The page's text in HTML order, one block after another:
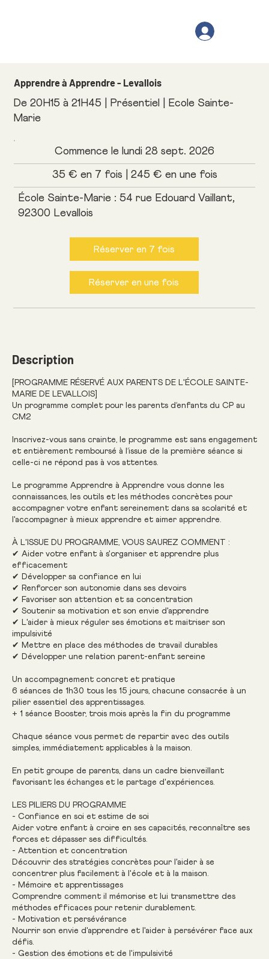
Description
[PROGRAMME RÉSERVÉ AUX PARENTS DE L'ÉCOLE SAINTE-
MARIE DE LEVALLOIS]
Un programme complet pour les parents d’enfants du CP au
CM2
Inscrivez-vous sans crainte, le programme est sans engagement
et entièrement remboursé à l’issue de la première séance si
celle-ci ne répond pas à vos attentes.
Le programme Apprendre à Apprendre vous donne les
connaissances, les outils et les méthodes concrètes pour
accompagner votre enfant sereinement dans sa scolarité et
l'accompagner à mieux apprendre et aimer apprendre.
À L'ISSUE DU PROGRAMME, VOUS SAUREZ COMMENT :
✔ Aider votre enfant à s'organiser et apprendre plus
efficacement
✔ Développer sa confiance en lui
✔ Renforcer son autonomie dans ses devoirs
✔ Favoriser son attention et sa concentration
✔ Soutenir sa motivation et son envie d'apprendre
✔ L'aider à mieux réguler ses émotions et maitriser son
impulsivité
✔ Mettre en place des méthodes de travail durables
✔ Développer une relation parent-enfant sereine
Un accompagnement concret et pratique
6 séances de 1h30 tous les 15 jours, chacune consacrée à un
pilier essentiel des apprentissages.
+ 1 séance Booster, trois mois après la fin du programme
Chaque séance vous permet de repartir avec des outils
simples, immédiatement applicables à la maison.
En petit groupe de parents, dans un cadre bienveillant
favorisant les échanges et le partage d'expériences.
LES PILIERS DU PROGRAMME
- Confiance en soi et estime de soi
Aider votre enfant à croire en ses capacités, reconnaître ses
forces et dépasser ses difficultés.
- Attention et concentration
Découvrir des stratégies concrètes pour l'aider à se
concentrer plus facilement à l'école et à la maison.
- Mémoire et apprentissages
Comprendre comment il mémorise et lui transmettre des
méthodes efficaces pour retenir durablement.
- Motivation et persévérance
Nourrir son envie d'apprendre et l'aider à persévérer face aux
défis.
- Gestion des émotions et de l'impulsivité
Apprendre à Apprendre - Levallois
De 20H15 à 21H45 | Présentiel | Ecole Sainte-
Marie
École Sainte-Marie : 54 rue Edouard Vaillant,
92300 Levallois
Commence le lundi 28 sept. 2026
35 € en 7 fois | 245 € en une fois
Réserver en 7 fois
Réserver en une fois